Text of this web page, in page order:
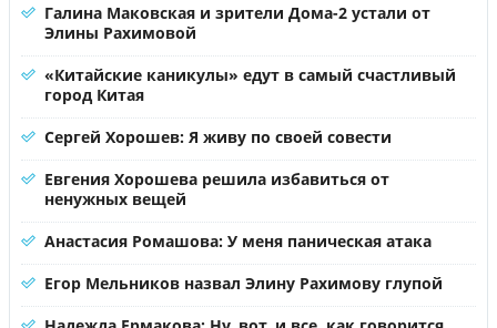
Галина Маковская и зрители Дома-2 устали от
Элины Рахимовой
«Китайские каникулы» едут в самый счастливый
город Китая
Сергей Хорошев: Я живу по своей совести
Евгения Хорошева решила избавиться от
ненужных вещей
Анастасия Ромашова: У меня паническая атака
Егор Мельников назвал Элину Рахимову глупой